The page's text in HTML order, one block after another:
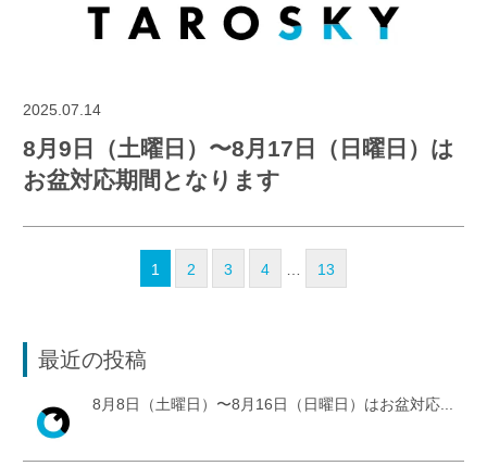
2025.07.14
8月9日（土曜日）〜8月17日（日曜日）は
お盆対応期間となります
1 2 3 4 … 13
最近の投稿
8月8日（土曜日）〜8月16日（日曜日）はお盆対応...